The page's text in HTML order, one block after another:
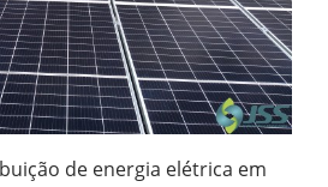
de energia elétrica em